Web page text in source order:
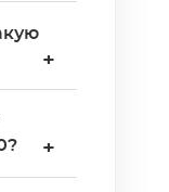
—
раз
+
+